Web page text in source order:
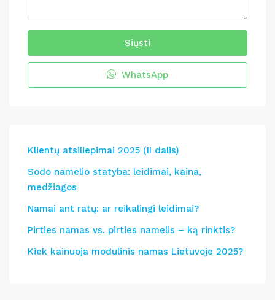
Siųsti
WhatsApp
Klientų atsiliepimai 2025 (II dalis)
Sodo namelio statyba: leidimai, kaina,
medžiagos
Namai ant ratų: ar reikalingi leidimai?
Pirties namas vs. pirties namelis – ką rinktis?
Kiek kainuoja modulinis namas Lietuvoje 2025?